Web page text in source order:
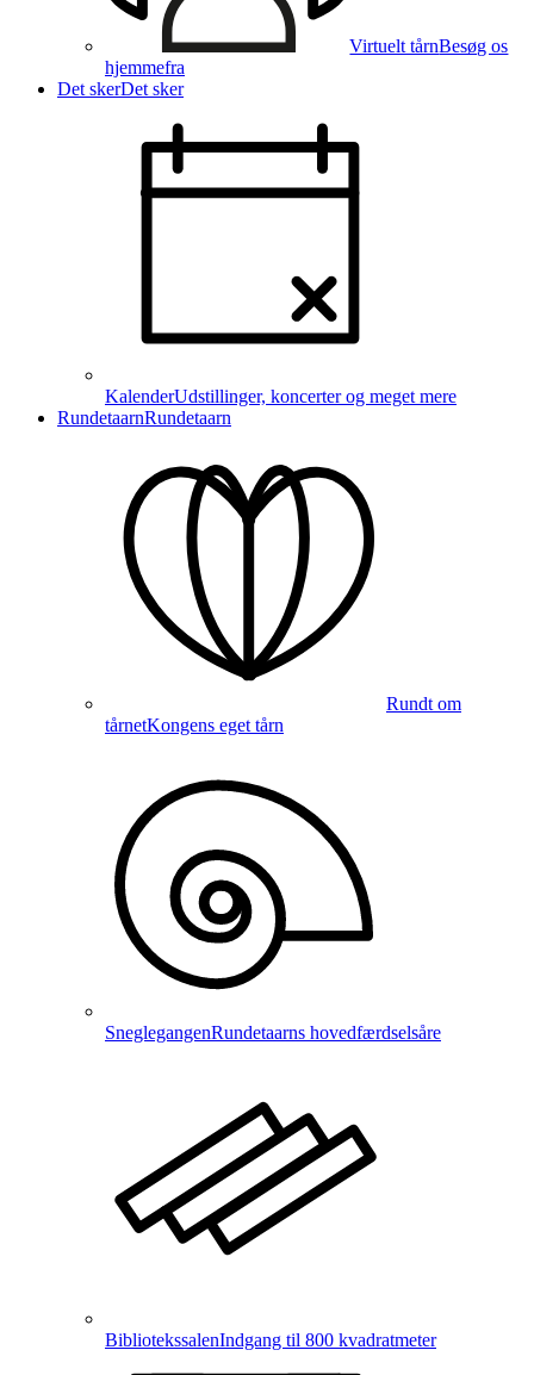
Virtuelt tårnBesøg os
hjemmefra
Det skerDet sker
KalenderUdstillinger, koncerter og meget mere
RundetaarnRundetaarn
Rundt om
tårnetKongens eget tårn
SneglegangenRundetaarns hovedfærdselsåre
BibliotekssalenIndgang til 800 kvadratmeter